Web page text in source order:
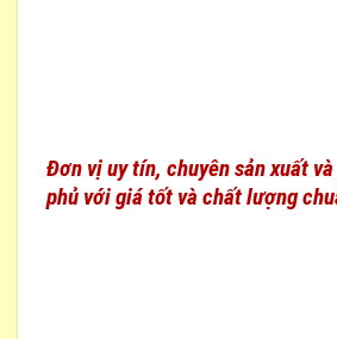
Đơn vị uy tín, chuyên sản xuất
phủ với giá tốt và chất lượng